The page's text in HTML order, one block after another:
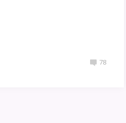
78